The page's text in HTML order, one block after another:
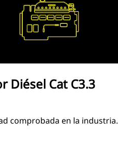
Diésel Cat C3.3
comprobada en la industria.